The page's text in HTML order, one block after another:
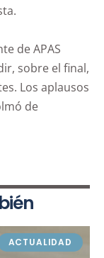
de APAS
sobre el final,
Los aplausos
de
ACTUALIDAD